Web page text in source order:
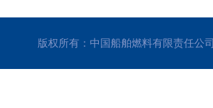
版权所有：中国船舶燃料有限责任公司